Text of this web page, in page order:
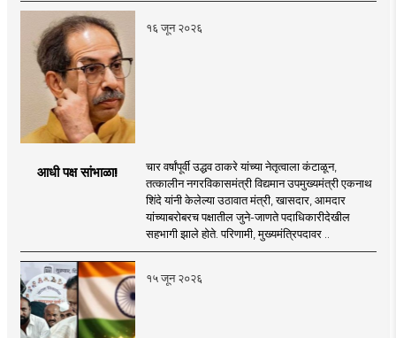
१६ जून २०२६
आधी पक्ष सांभाळा!
चार वर्षांपूर्वी उद्धव ठाकरे यांच्या नेतृत्वाला कंटाळून,
तत्कालीन नगरविकासमंत्री विद्यमान उपमुख्यमंत्री एकनाथ
शिंदे यांनी केलेल्या उठावात मंत्री, खासदार, आमदार
यांच्याबरोबरच पक्षातील जुने-जाणते पदाधिकारीदेखील
सहभागी झाले होते. परिणामी, मुख्यमंत्रिपदावर ..
१५ जून २०२६